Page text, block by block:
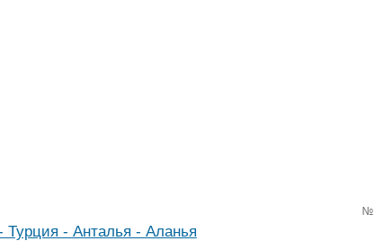
№
Турция - Анталья - Аланья